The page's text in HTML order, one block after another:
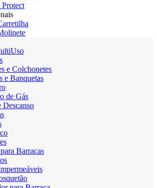
e Colchonetes
e Banquetas
de Gás
Descanso
Barracas